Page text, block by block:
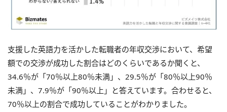
支援した英語力を活かした転職者の年収交渉において、希望
額での交渉が成功した割合はどのくらいであるか聞くと、
34.6％が「70％以上80％未満」、29.5％が「80％以上90％
未満」、7.9％が「90％以上」と答えています。合わせると、
70％以上の割合で成功していることがわかりました。